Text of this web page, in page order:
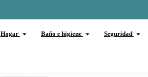
Hogar Baño e higiene Seguridad